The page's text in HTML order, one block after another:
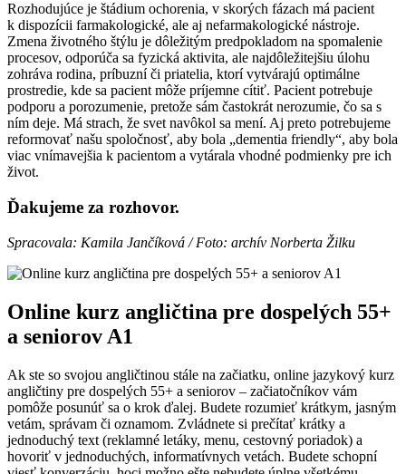
Rozhodujúce je štádium ochorenia, v skorých fázach má pacient
k dispozícii farmakologické, ale aj nefarmakologické nástroje.
Zmena životného štýlu je dôležitým predpokladom na spomalenie
procesov, odporúča sa fyzická aktivita, ale najdôležitejšiu úlohu
zohráva rodina, príbuzní či priatelia, ktorí vytvárajú optimálne
prostredie, kde sa pacient môže príjemne cítiť. Pacient potrebuje
podporu a porozumenie, pretože sám častokrát nerozumie, čo sa s
ním deje. Má strach, že svet navôkol sa mení. Aj preto potrebujeme
reformovať našu spoločnosť, aby bola „dementia friendly“, aby bola
viac vnímavejšia k pacientom a vytárala vhodné podmienky pre ich
život.
Ďakujeme za rozhovor.
Spracovala: Kamila Jančíková / Foto: archív Norberta Žilku
Online kurz angličtina pre dospelých 55+
a seniorov A1
Ak ste so svojou angličtinou stále na začiatku, online jazykový kurz
angličtiny pre dospelých 55+ a seniorov – začiatočníkov vám
pomôže posunúť sa o krok ďalej. Budete rozumieť krátkym, jasným
vetám, správam či oznamom. Zvládnete si prečítať krátky a
jednoduchý text (reklamné letáky, menu, cestovný poriadok) a
hovoriť v jednoduchých, informatívnych vetách. Budete schopní